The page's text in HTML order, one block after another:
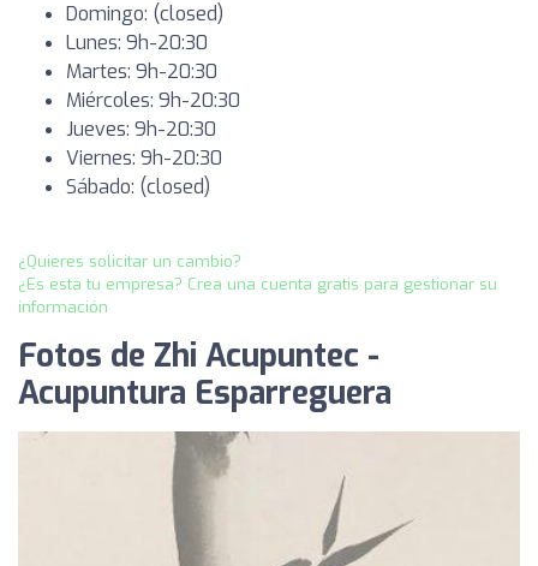
Domingo: (closed)
Lunes: 9h-20:30
Martes: 9h-20:30
Miércoles: 9h-20:30
Jueves: 9h-20:30
Viernes: 9h-20:30
Sábado: (closed)
¿Quieres solicitar un cambio?
¿Es esta tu empresa? Crea una cuenta gratis para gestionar su
información
Fotos de Zhi Acupuntec -
Acupuntura Esparreguera